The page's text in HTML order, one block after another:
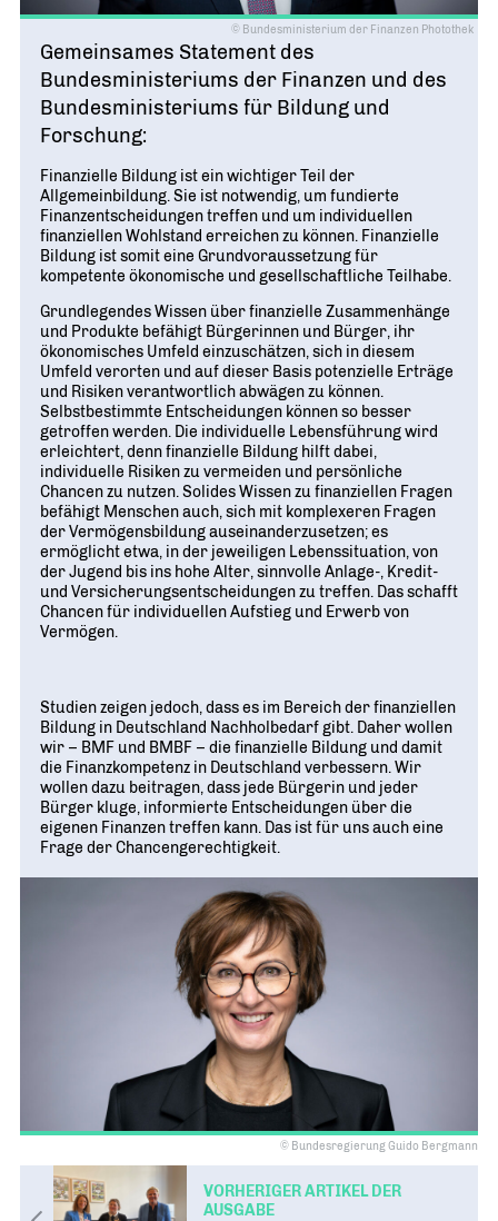
© Bundesministerium der Finanzen Photothek
Gemeinsames Statement des
Bundesministeriums der Finanzen und des
Bundesministeriums für Bildung und
Forschung:
Finanzielle Bildung ist ein wichtiger Teil der
Allgemeinbildung. Sie ist notwendig, um fundierte
Finanzentscheidungen treffen und um individuellen
finanziellen Wohlstand erreichen zu können. Finanzielle
Bildung ist somit eine Grundvoraussetzung für
kompetente ökonomische und gesellschaftliche Teilhabe.
Grundlegendes Wissen über finanzielle Zusammenhänge
und Produkte befähigt Bürgerinnen und Bürger, ihr
ökonomisches Umfeld einzuschätzen, sich in diesem
Umfeld verorten und auf dieser Basis potenzielle Erträge
und Risiken verantwortlich abwägen zu können.
Selbstbestimmte Entscheidungen können so besser
getroffen werden. Die individuelle Lebensführung wird
erleichtert, denn finanzielle Bildung hilft dabei,
individuelle Risiken zu vermeiden und persönliche
Chancen zu nutzen. Solides Wissen zu finanziellen Fragen
befähigt Menschen auch, sich mit komplexeren Fragen
der Vermögensbildung auseinanderzusetzen; es
ermöglicht etwa, in der jeweiligen Lebenssituation, von
der Jugend bis ins hohe Alter, sinnvolle Anlage-, Kredit-
und Versicherungsentscheidungen zu treffen. Das schafft
Chancen für individuellen Aufstieg und Erwerb von
Vermögen.
© Bundesregierung Guido Bergmann
Studien zeigen jedoch, dass es im Bereich der finanziellen
Bildung in Deutschland Nachholbedarf gibt. Daher wollen
wir – BMF und BMBF – die finanzielle Bildung und damit
die Finanzkompetenz in Deutschland verbessern. Wir
wollen dazu beitragen, dass jede Bürgerin und jeder
Bürger kluge, informierte Entscheidungen über die
eigenen Finanzen treffen kann. Das ist für uns auch eine
Frage der Chancengerechtigkeit.
VORHERIGER ARTIKEL DER
AUSGABE